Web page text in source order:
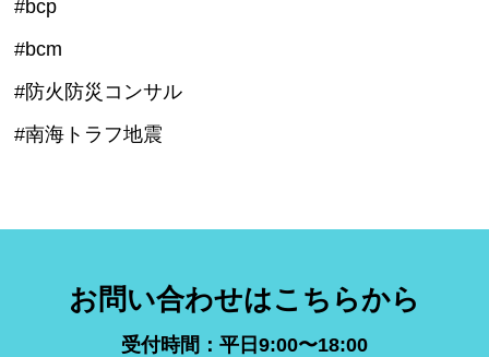
#bcp
#bcm
#防火防災コンサル
#南海トラフ地震
お問い合わせはこちらから
受付時間：平日9:00〜18:00